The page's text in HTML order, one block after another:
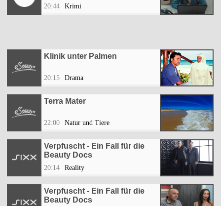
20:44 Krimi
Klinik unter Palmen
20:15 Drama
Terra Mater
22:00 Natur und Tiere
Verpfuscht - Ein Fall für die
Beauty Docs
20:14 Reality
Verpfuscht - Ein Fall für die
Beauty Docs